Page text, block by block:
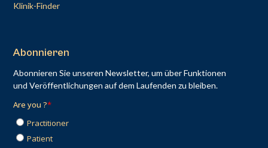
Klinik-Finder
Abonnieren
Abonnieren Sie unseren Newsletter, um über Funktionen
und Veröffentlichungen auf dem Laufenden zu bleiben.